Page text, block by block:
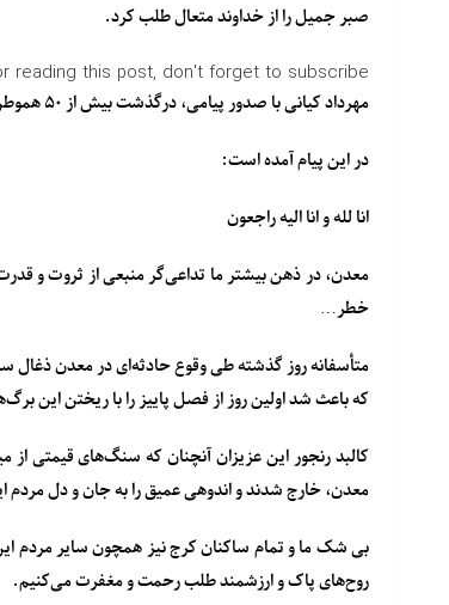
صبر جمیل را از خداوند متعال طلب کرد.
reading this post, don't forget to subscribe!
مهرداد کیانی با صدور پیامی، درگذشت بیش از ۵۰ هموطن سخت‌کوش و پرتلاش را در حادثه معدن زغال سنگ طبس تسلیت گفت.
در این پیام آمده است:
انا لله و انا الیه راجعون
معدن، در ذهن بیشتر ما تداعی‌گر منبعی از ثروت و
خطر…
که باعث شد اولین روز از فصل پاییز را با ریختن این
کالبد رنجور این عزیزان آنچنان که سنگ‌های
معدن، خارج شدند و اندوهی عمیق را به جان و دل مردم
بی شک ما و تمام ساکنان کرج نیز همچون سایر مردم
روح‌های پاک و ارزشمند طلب رحمت و مغفرت می‌کنیم.